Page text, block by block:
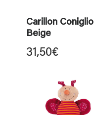
Carillon Coniglio
Beige
31,50€